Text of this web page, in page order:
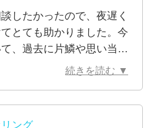
ただけたらと思います。
すことに抵抗があるという場
て相談を行うことも可能で
したかったので、夜遅く
とても助かりました。今
、過去に片鱗や思い当た
うか洗い出すと良いとア
続きを読む ▼
ング